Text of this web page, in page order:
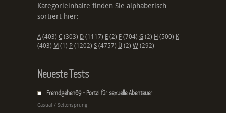
Kategorieinhalte finden Sie alphabetisch
sortiert hier:
A (403) C (303) D (1117) E (2) F (704) G (2) H (500) K
(403) M (1) P (1202) S (4757) Ü (2) W (292)
Neueste Tests
Fremdgehen69 - Portal für sexuelle Abenteuer
Casual / Seitensprung